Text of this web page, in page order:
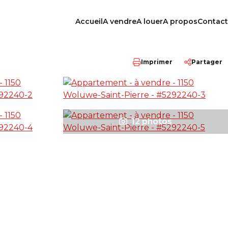
AccueilA vendreA louerA proposContact
Imprimer Partager
12 photos